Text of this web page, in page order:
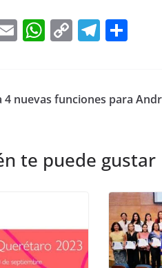
E
l
W
s
p
C
y
k
T
gr e
4 nuevas funciones para
te puede gustar